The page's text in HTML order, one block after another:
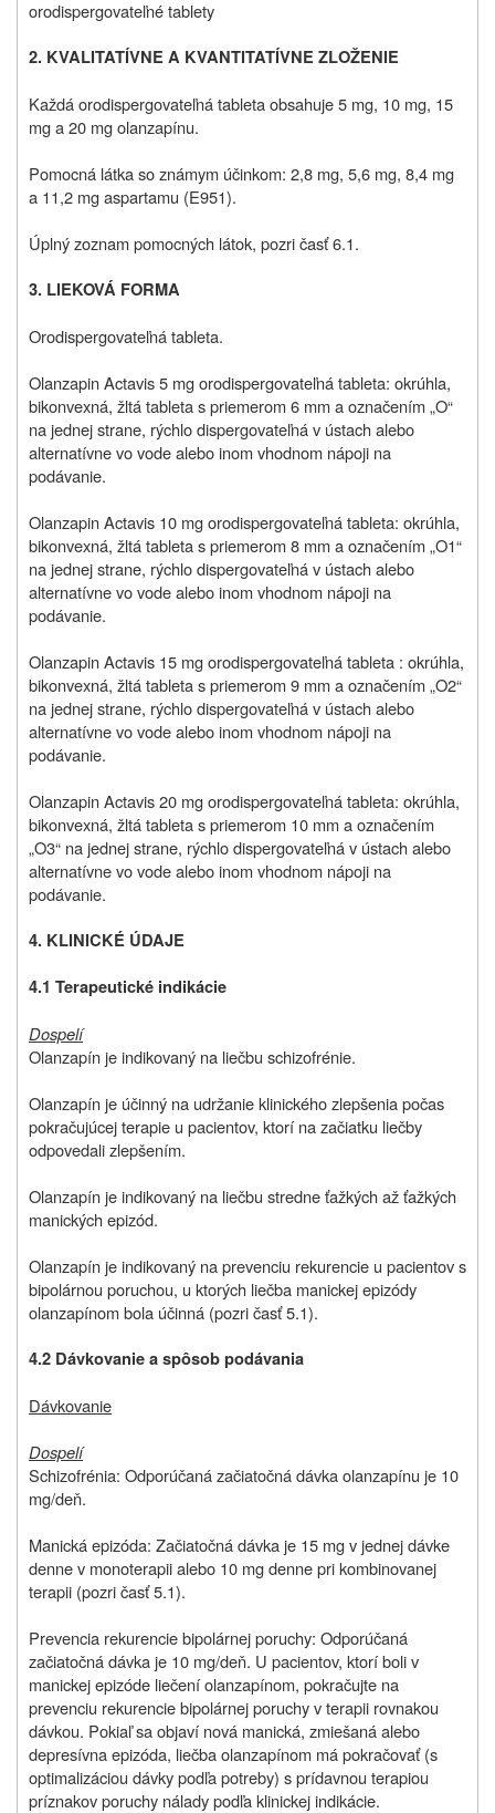
orodispergovateľné tablety
2. KVALITATÍVNE A KVANTITATÍVNE ZLOŽENIE
Každá orodispergovateľná tableta obsahuje 5 mg, 10 mg, 15
mg a 20 mg olanzapínu.
Pomocná látka so známym účinkom: 2,8 mg, 5,6 mg, 8,4 mg
a 11,2 mg aspartamu (E951).
Úplný zoznam pomocných látok, pozri časť 6.1.
3. LIEKOVÁ FORMA
Orodispergovateľná tableta.
Olanzapin Actavis 5 mg orodispergovateľná tableta: okrúhla,
bikonvexná, žltá tableta s priemerom 6 mm a označením „O“
na jednej strane, rýchlo dispergovateľná v ústach alebo
alternatívne vo vode alebo inom vhodnom nápoji na
podávanie.
Olanzapin Actavis 10 mg orodispergovateľná tableta: okrúhla,
bikonvexná, žltá tableta s priemerom 8 mm a označením „O1“
na jednej strane, rýchlo dispergovateľná v ústach alebo
alternatívne vo vode alebo inom vhodnom nápoji na
podávanie.
Olanzapin Actavis 15 mg orodispergovateľná tableta : okrúhla,
bikonvexná, žltá tableta s priemerom 9 mm a označením „O2“
na jednej strane, rýchlo dispergovateľná v ústach alebo
alternatívne vo vode alebo inom vhodnom nápoji na
podávanie.
Olanzapin Actavis 20 mg orodispergovateľná tableta: okrúhla,
bikonvexná, žltá tableta s priemerom 10 mm a označením
„O3“ na jednej strane, rýchlo dispergovateľná v ústach alebo
alternatívne vo vode alebo inom vhodnom nápoji na
podávanie.
4. KLINICKÉ ÚDAJE
4.1 Terapeutické indikácie
Dospelí
Olanzapín je indikovaný na liečbu schizofrénie.
Olanzapín je účinný na udržanie klinického zlepšenia počas
pokračujúcej terapie u pacientov, ktorí na začiatku liečby
odpovedali zlepšením.
Olanzapín je indikovaný na liečbu stredne ťažkých až ťažkých
manických epizód.
Olanzapín je indikovaný na prevenciu rekurencie u pacientov s
bipolárnou poruchou, u ktorých liečba manickej epizódy
olanzapínom bola účinná (pozri časť 5.1).
4.2 Dávkovanie a spôsob podávania
Dávkovanie
Dospelí
Schizofrénia: Odporúčaná začiatočná dávka olanzapínu je 10
mg/deň.
Manická epizóda: Začiatočná dávka je 15 mg v jednej dávke
denne v monoterapii alebo 10 mg denne pri kombinovanej
terapii (pozri časť 5.1).
Prevencia rekurencie bipolárnej poruchy: Odporúčaná
začiatočná dávka je 10 mg/deň. U pacientov, ktorí boli v
manickej epizóde liečení olanzapínom, pokračujte na
prevenciu rekurencie bipolárnej poruchy v terapii rovnakou
dávkou. Pokiaľ sa objaví nová manická, zmiešaná alebo
depresívna epizóda, liečba olanzapínom má pokračovať (s
optimalizáciou dávky podľa potreby) s prídavnou terapiou
príznakov poruchy nálady podľa klinickej indikácie.